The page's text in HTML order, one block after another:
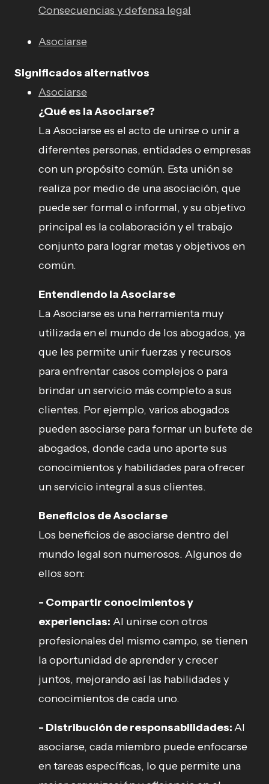
Consecuencias y defensa legal
Asociarse
Significados alternativos
Asociarse
¿Qué es la Asociarse?
La Asociarse es el acto de unirse o unir a
diferentes personas, entidades o empresas
con un propósito común. Esta unión se
realiza por medio de una asociación, que
puede ser formal o informal, y su objetivo
principal es la colaboración y el trabajo
conjunto para lograr metas y objetivos en
común.
Entendiendo la Asociarse
La Asociarse es una herramienta muy
utilizada en el mundo de los abogados, ya
que les permite unir fuerzas y recursos
para enfrentar casos complejos o para
brindar un servicio más completo a sus
clientes. Por ejemplo, varios abogados
pueden asociarse para formar un bufete de
abogados, donde cada uno aporte sus
conocimientos y habilidades para ofrecer
un servicio integral a sus clientes.
Beneficios de Asociarse
Los beneficios de asociarse dentro del
mundo legal son numerosos. Algunos de
ellos son:
- Compartir conocimientos y
experiencias: Al unirse con otros
profesionales del mismo campo, se tienen
la oportunidad de aprender y crecer
juntos, mejorando así las habilidades y
conocimientos de cada uno.
- Distribución de responsabilidades:Al
asociarse, cada miembro puede enfocarse
en tareas específicas, lo que permite una